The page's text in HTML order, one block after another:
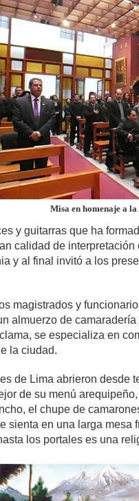
Misa en homenaje a
y guitarras que ha
calidad de
y al final invitó a los
magistrados y
almuerzo de
se especializa en
la ciudad.
de Lima abrieron desde
de su menú
el chupe de
sienta en una larga mesa
los portales es una